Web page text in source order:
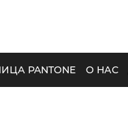
PANTONE О НАС